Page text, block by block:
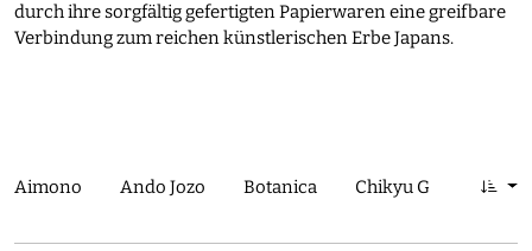
durch ihre sorgfältig gefertigten Papierwaren eine greifbare
Verbindung zum reichen künstlerischen Erbe Japans.
Aimono Ando Jozo Botanica Chikyu Greetings